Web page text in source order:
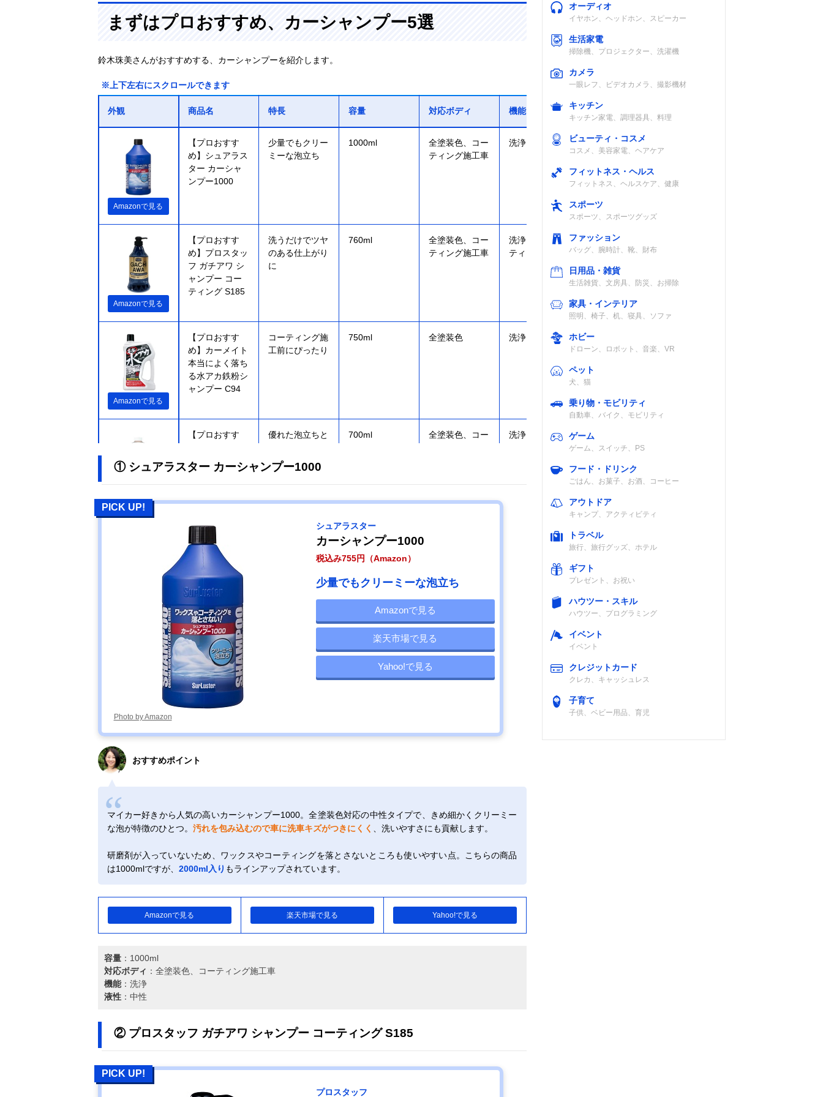
まずはプロおすすめ、カーシャンプー5選
鈴木珠美さんがおすすめする、カーシャンプーを紹介します。
※上下左右にスクロールできます
外観 商品名 特長 容量 対応ボディ 機能 液性
Amazonで見る
【プロおすす
め】シュアラス
ター カーシャ
ンプー1000
少量でもクリー
ミーな泡立ち
1000ml
全塗装色、コー
ティング施工車
洗浄 中性
Amazonで見る
【プロおすす
め】プロスタッ
フ ガチアワ シ
ャンプー コー
ティング S185
洗うだけでツヤ
のある仕上がり
に
760ml
全塗装色、コー
ティング施工車
洗浄、撥水コー
ティング
記載未確認
Amazonで見る
【プロおすす
め】カーメイト
本当によく落ち
る水アカ鉄粉シ
ャンプー C94
コーティング施
工前にぴったり
750ml 全塗装色 洗浄 中性
Amazonで見る
【プロおすす
研 コーティン
グ専門店のカー
優れた泡立ちと
700ml
全塗装色、コー
洗浄 中性
【プロおすす
め】ペルシード
ドロップシャン
プー（撥水コー
ャンプー濃縮タ
イプ） PCD-
100
約2か月間、雨
や汚れを弾く
900ml
洗浄、撥水コー
中性
① シュアラスター カーシャンプー1000
PICK UP!
Photo by Amazon
シュアラスター
カーシャンプー1000
税込み755円（Amazon）
少量でもクリーミーな泡立ち
Amazonで見る
楽天市場で見る
Yahoo!で見る
おすすめポイント
マイカー好きから人気の高いカーシャンプー1000。全塗装色対応の中性タイプで、きめ細かくクリーミー
な泡が特徴のひとつ。 汚れを包み込むので車に洗車キズがつきにくく 、洗いやすさにも貢献します。
研磨剤が入っていないため、ワックスやコーティングを落とさないところも使いやすい点。こちらの商品
は1000mlですが、 2000ml入り もラインアップされています。
Amazonで見る 楽天市場で見る Yahoo!で見る
容量：1000ml
対応ボディ ：全塗装色、コーティング施工車
機能：洗浄
液性：中性
② プロスタッフ ガチアワ シャンプー コーティング S185
PICK UP!
プロスタッフ
オーディオ
イヤホン、ヘッドホン、スピーカー
生活家電
掃除機、プロジェクター、洗濯機
カメラ
一眼レフ、ビデオカメラ、撮影機材
キッチン
キッチン家電、調理器具、料理
ビューティ・コスメ
コスメ、美容家電、ヘアケア
フィットネス・ヘルス
フィットネス、ヘルスケア、健康
スポーツ
スポーツ、スポーツグッズ
ファッション
バッグ、腕時計、靴、財布
日用品・雑貨
生活雑貨、文房具、防災、お掃除
家具・インテリア
照明、椅子、机、寝具、ソファ
ホビー
ドローン、ロボット、音楽、VR
ペット
犬、猫
乗り物・モビリティ
自動車、バイク、モビリティ
ゲーム
ゲーム、スイッチ、PS
フード・ドリンク
ごはん、お菓子、お酒、コーヒー
アウトドア
キャンプ、アクティビティ
トラベル
旅行、旅行グッズ、ホテル
ギフト
プレゼント、お祝い
ハウツー・スキル
ハウツー、プログラミング
イベント
イベント
クレジットカード
クレカ、キャッシュレス
子育て
子供、ベビー用品、育児